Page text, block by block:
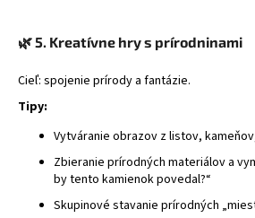
🌿5. Kreatívne hry s prírodninami
Cieľ: spojenie prírody a fantázie.
Tipy:
Vytváranie obrazov z listov,
Zbieranie prírodných materiálov a
by tento kamienok povedal?“
Skupinové stavanie prírodných